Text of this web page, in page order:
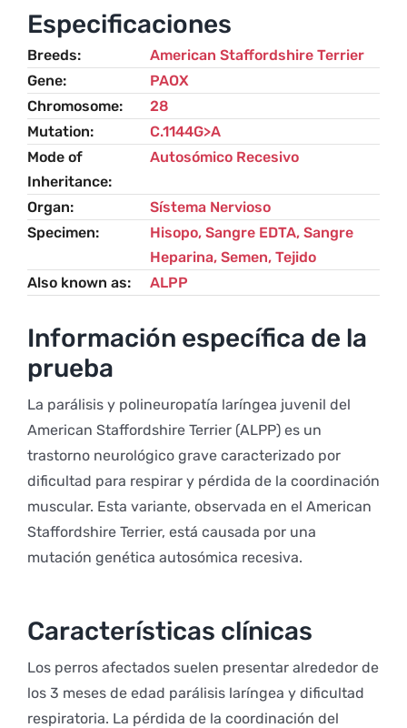
and
Polyneuropathy
cantidad
Especificaciones
Breeds
American Staffordshire Terrier
Gene
PAOX
Chromosome
28
Mutation
C.1144G>A
Mode of
Inheritance
Autosómico Recesivo
Organ
Sístema Nervioso
Specimen
Hisopo, Sangre EDTA, Sangre
Heparina, Semen, Tejido
Also known as
ALPP
Información específica de la
prueba
La parálisis y polineuropatía laríngea juvenil del
American Staffordshire Terrier (ALPP) es un
trastorno neurológico grave caracterizado por
dificultad para respirar y pérdida de la coordinación
muscular. Esta variante, observada en el American
Staffordshire Terrier, está causada por una
mutación genética autosómica recesiva.
Características clínicas
Los perros afectados suelen presentar alrededor de
los 3 meses de edad parálisis laríngea y dificultad
respiratoria. La pérdida de la coordinación del